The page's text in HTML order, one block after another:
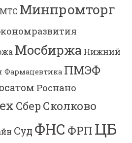
МТС Минпромторг
Мосбиржа Нижний
Фармацевтика ПМЭФ
Роснано
Сбер Сколково
Суд ФНС ФРП ЦБ